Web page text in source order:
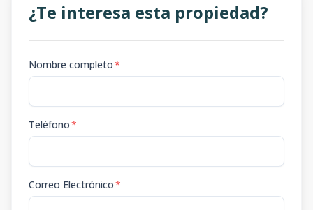
¿Te interesa esta propiedad?
Nombre completo*
Teléfono*
Correo Electrónico*